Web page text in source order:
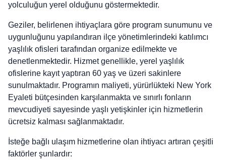
yolculuğun yerel olduğunu göstermektedir.
Geziler, belirlenen ihtiyaçlara göre program sunumunu ve
uygunluğunu yapılandıran ilçe yönetimlerindeki katılımcı
yaşlılık ofisleri tarafından organize edilmekte ve
denetlenmektedir. Hizmet genellikle, yerel yaşlılık
ofislerine kayıt yaptıran 60 yaş ve üzeri sakinlere
sunulmaktadır. Programın maliyeti, yürürlükteki New York
Eyaleti bütçesinden karşılanmakta ve sınırlı fonların
mevcudiyeti sayesinde yaşlı yetişkinler için hizmetlerin
ücretsiz kalması sağlanmaktadır.
İsteğe bağlı ulaşım hizmetlerine olan ihtiyacı artıran çeşitli
faktörler şunlardır: